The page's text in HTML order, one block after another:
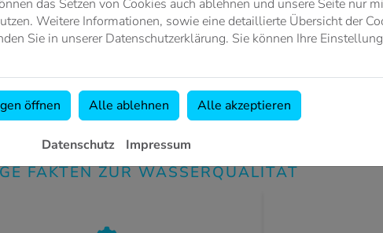
für Tag etwa 120 Liter. Stellen Sie sich nun eine Verunreinigung
Wartung oder viel Kalk können dafür sorgen, dass Ihr
FAKTEN ZUR WASSERQUALITÄT
das Setzen von Cookies auch ablehnen und unsere Seite nur
Weitere Informationen, sowie eine detaillierte Übersicht der
Sie in unserer Datenschutzerklärung. Sie können Ihre
öffnen Alle ablehnen Alle akzeptieren
Datenschutz Impressum